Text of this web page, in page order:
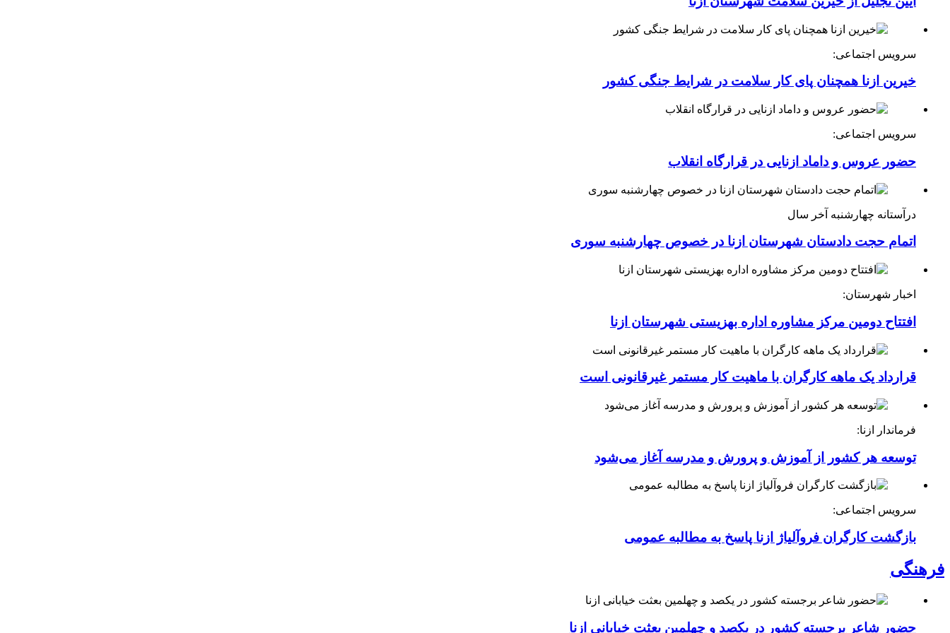
سرویس اجتماعی:
خیرین ازنا همچنان پای کار سلامت در شرایط جنگی کشور
سرویس اجتماعی:
حضور عروس و داماد ازنایی در قرارگاه انقلاب
درآستانه چهارشنبه آخر سال
اتمام حجت دادستان شهرستان ازنا در خصوص چهارشنبه ‌سوری
اخبار شهرستان:
افتتاح دومین مرکز مشاوره اداره بهزیستی شهرستان ازنا
قرارداد یک ماهه کارگران با ماهیت کار مستمر غیرقانونی است
فرماندار ازنا:
توسعه هر کشور از آموزش و پرورش و مدرسه آغاز می‌شود
سرویس اجتماعی:
بازگشت کارگران فروآلیاژ ازنا پاسخ به مطالبه عمومی
فرهنگی
حضور شاعر برجسته کشور در یکصد و چهلمین بعثت خیابانی ازنا